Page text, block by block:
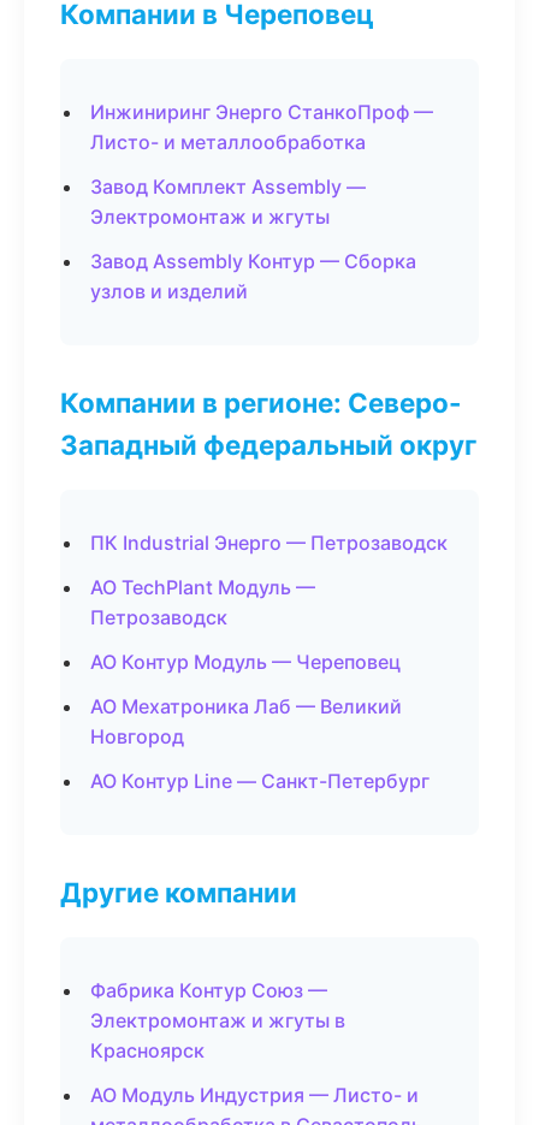
Компании в Череповец
Инжиниринг Энерго СтанкоПроф —
Листо- и металлообработка
Завод Комплект Assembly —
Электромонтаж и жгуты
Завод Assembly Контур — Сборка
узлов и изделий
Компании в регионе: Северо-
Западный федеральный округ
ПК Industrial Энерго — Петрозаводск
АО TechPlant Модуль —
Петрозаводск
АО Контур Модуль — Череповец
АО Мехатроника Лаб — Великий
Новгород
АО Контур Line — Санкт-Петербург
Другие компании
Фабрика Контур Союз —
Электромонтаж и жгуты в
Красноярск
АО Модуль Индустрия — Листо- и